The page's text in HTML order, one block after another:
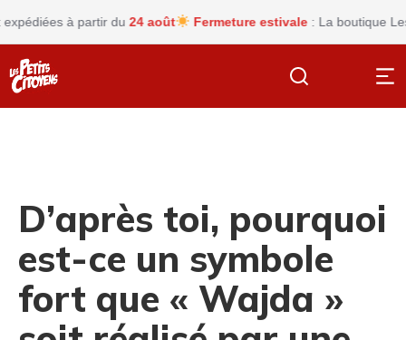
à partir du24 août Fermeture estivale: La boutique Les
D’après toi, pourquoi
est-ce un symbole
fort que « Wajda »